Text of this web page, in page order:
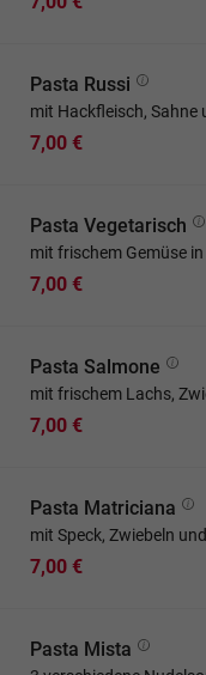
Pasta Russi
mit Hackfleisch, Sahne
7,00 €
Pasta Vegetarisch
mit frischem Gemüse
7,00 €
Pasta Salmone
mit frischem Lachs,
7,00 €
Pasta Matriciana
mit Speck, Zwiebeln
7,00 €
Pasta Mista